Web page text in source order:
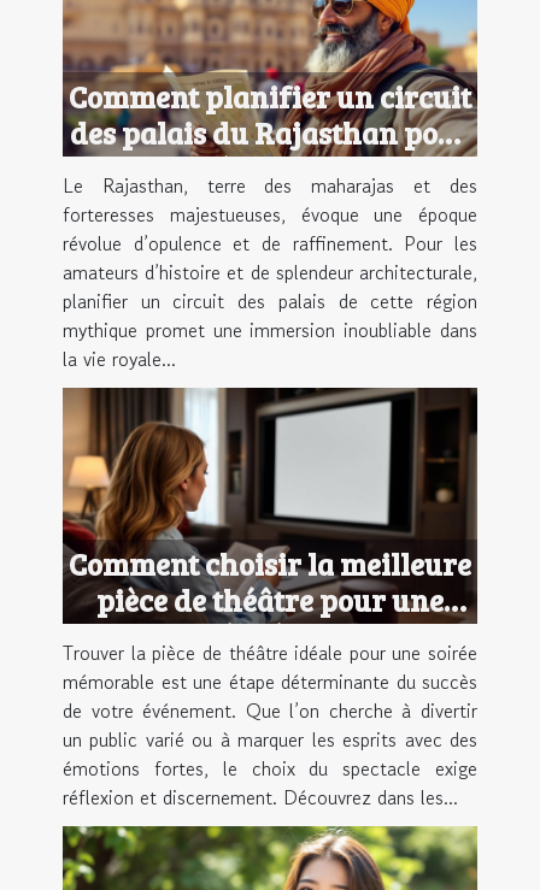
Comment planifier un circuit
des palais du Rajasthan pour
une expérience royale ?
Le Rajasthan, terre des maharajas et des
forteresses majestueuses, évoque une époque
révolue d’opulence et de raffinement. Pour les
amateurs d’histoire et de splendeur architecturale,
planifier un circuit des palais de cette région
mythique promet une immersion inoubliable dans
la vie royale...
Comment choisir la meilleure
pièce de théâtre pour une
soirée réussie ?
Trouver la pièce de théâtre idéale pour une soirée
mémorable est une étape déterminante du succès
de votre événement. Que l’on cherche à divertir
un public varié ou à marquer les esprits avec des
émotions fortes, le choix du spectacle exige
réflexion et discernement. Découvrez dans les...